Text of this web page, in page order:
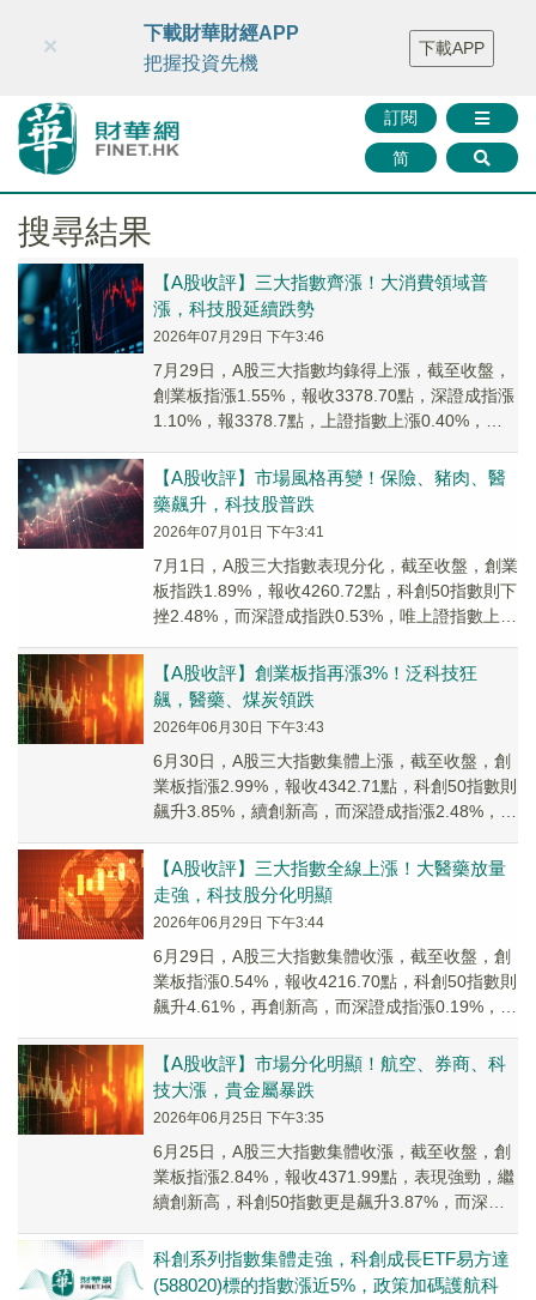
財華智庫網 FINTV FINMETA 財華證券 媒體矩陣
智庫沙龍
聯絡我們
訂閱
简
×
下載財華財經APP
把握投資先機
下載APP
搜尋結果
【A股收評】三大指數齊漲！大消費領域普
漲，科技股延續跌勢
2026年07月29日 下午3:46
7月29日，A股三大指數均錄得上漲，截至收盤，
創業板指漲1.55%，報收3378.70點，深證成指漲
1.10%，報3378.7點，上證指數上漲0.40%，報
【A股收評】市場風格再變！保險、豬肉、醫
藥飆升，科技股普跌
2026年07月01日 下午3:41
7月1日，A股三大指數表現分化，截至收盤，創業
板指跌1.89%，報收4260.72點，科創50指數則下
挫2.48%，而深證成指跌0.53%，唯上證指數上漲
【A股收評】創業板指再漲3%！泛科技狂
飆，醫藥、煤炭領跌
2026年06月30日 下午3:43
6月30日，A股三大指數集體上漲，截至收盤，創
業板指漲2.99%，報收4342.71點，科創50指數則
飆升3.85%，續創新高，而深證成指漲2.48%，上
【A股收評】三大指數全線上漲！大醫藥放量
走強，科技股分化明顯
2026年06月29日 下午3:44
6月29日，A股三大指數集體收漲，截至收盤，創
業板指漲0.54%，報收4216.70點，科創50指數則
飆升4.61%，再創新高，而深證成指漲0.19%，上
【A股收評】市場分化明顯！航空、券商、科
技大漲，貴金屬暴跌
2026年06月25日 下午3:35
6月25日，A股三大指數集體收漲，截至收盤，創
業板指漲2.84%，報收4371.99點，表現強勁，繼
續創新高，科創50指數更是飆升3.87%，而深證
科創系列指數集體走強，科創成長ETF易方達
(588020)標的指數漲近5%，政策加碼護航科